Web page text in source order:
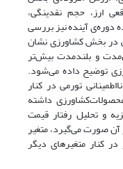
ارز، حجم نقدینگی،
دوره‌ی آینده نیز بررسی
در بخش کشاورزی نشان
و بلند‌مدت بیش‌تر
توضیح داده می‌شود.
تورمی در کنار
داشته
و تحلیل رفتار قیمت
صورت می‌گیرد، متغیر
در کنار متغیرهای دیگر